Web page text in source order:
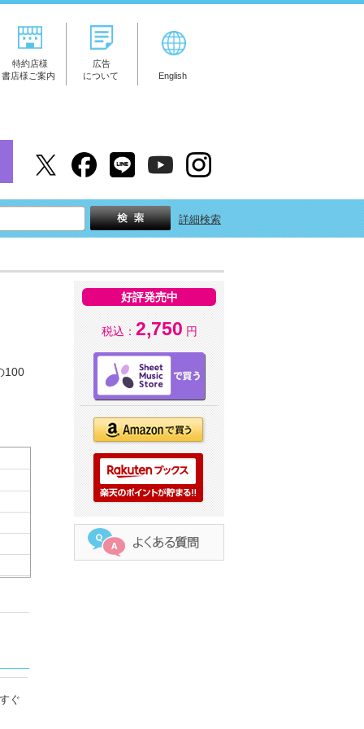
特約店様
書店様ご案内
広告
について
English
詳細検索
100
ぐ
好評発売中
税込： 2,750 円